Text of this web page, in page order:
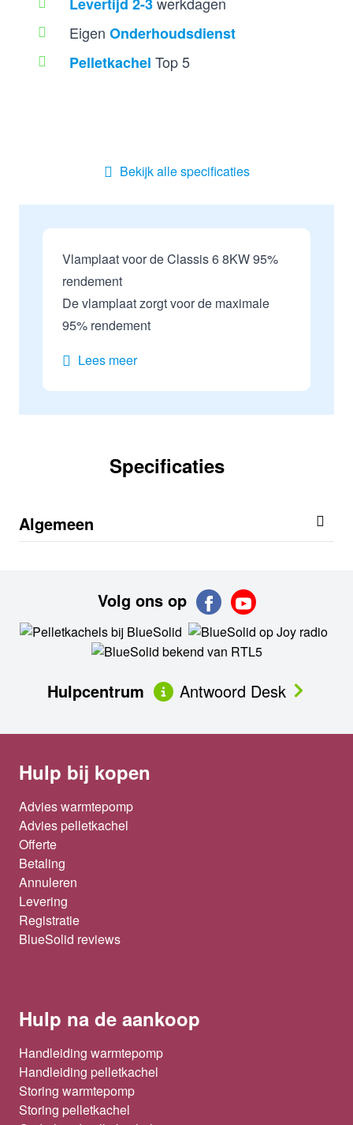
Eigen Onderhoudsdienst
Pelletkachel Top 5
Bekijk alle specificaties
Vlamplaat voor de Classis 6 8KW 95%
rendement
De vlamplaat zorgt voor de maximale
95% rendement
Lees meer
Specificaties
Algemeen
Volg ons op
Hulpcentrum Antwoord Desk
Hulp bij kopen
Advies warmtepomp
Advies pelletkachel
Offerte
Betaling
Annuleren
Levering
Registratie
BlueSolid reviews
Hulp na de aankoop
Handleiding warmtepomp
Handleiding pelletkachel
Storing warmtepomp
Storing pelletkachel